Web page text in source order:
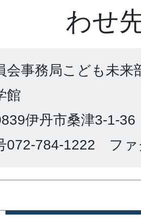
わせ
会事務局こども未来
館
伊丹市桑津3-1-36
072-784-1222 ファ